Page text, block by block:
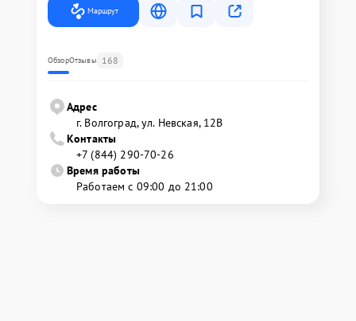
Маршрут
ОбзорОтзывы 168
Адрес
г. Волгоград, ул. Невская, 12В
Контакты
+7 (844) 290-70-26
Время работы
Работаем с 09:00 до 21:00